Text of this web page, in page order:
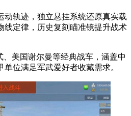
动轨迹，独立悬挂系统还原真实载
线定律，历史复刻瞄准镜提升战术
、美国谢尔曼等经典战车，涵盖中
位满足军武爱好者收藏需求。